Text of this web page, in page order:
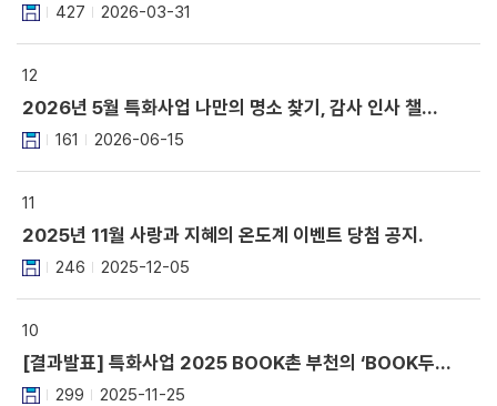
427 2026-03-31
12
2026년 5월 특화사업 나만의 명소 찾기, 감사 인사 챌린지 당첨자 발표.
161 2026-06-15
11
2025년 11월 사랑과 지혜의 온도계 이벤트 당첨 공지.
246 2025-12-05
10
[결과발표] 특화사업 2025 BOOK촌 부천의 ‘BOOK두칠성’ 공모전 결과 발표
299 2025-11-25